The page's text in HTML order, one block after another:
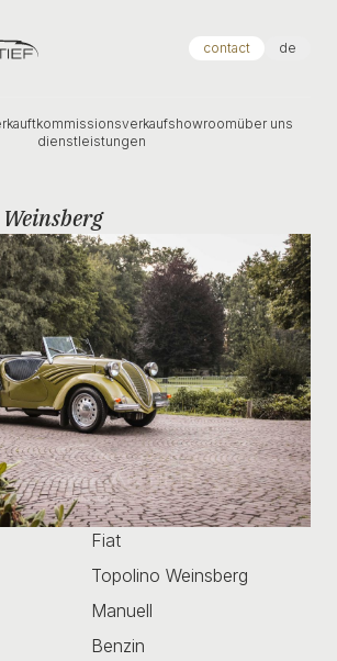
contact de
kommissionsverkaufshowroomüber uns
dienstleistungen
Fiat
Topolino Weinsberg
Manuell
Benzin